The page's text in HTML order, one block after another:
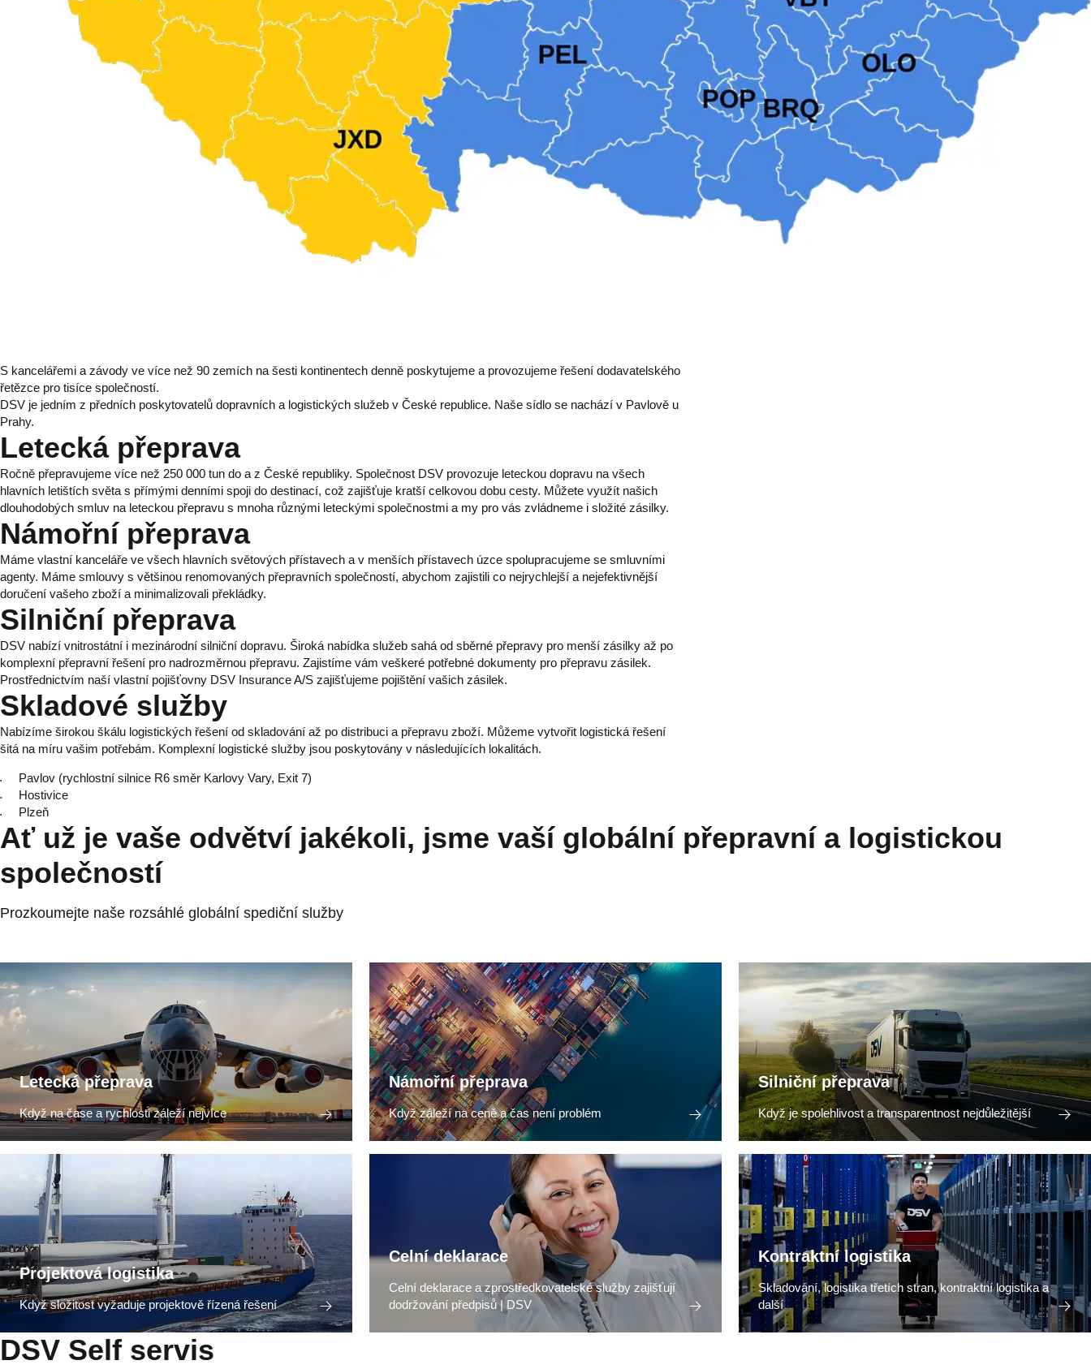
S kancelářemi a závody ve více než 90 zemích na šesti kontinentech denně poskytujeme a provozujeme řešení dodavatelského
řetězce pro tisíce společností.
DSV je jedním z předních poskytovatelů dopravních a logistických služeb v České republice. Naše sídlo se nachází v Pavlově u
Prahy.
Letecká přeprava
Ročně přepravujeme více než 250 000 tun do a z České republiky. Společnost DSV provozuje leteckou dopravu na všech
hlavních letištích světa s přímými denními spoji do destinací, což zajišťuje kratší celkovou dobu cesty. Můžete využít našich
dlouhodobých smluv na leteckou přepravu s mnoha různými leteckými společnostmi a my pro vás zvládneme i složité zásilky.
Námořní přeprava
Máme vlastní kanceláře ve všech hlavních světových přístavech a v menších přístavech úzce spolupracujeme se smluvními
agenty. Máme smlouvy s většinou renomovaných přepravních společností, abychom zajistili co nejrychlejší a nejefektivnější
doručení vašeho zboží a minimalizovali překládky.
Silniční přeprava
DSV nabízí vnitrostátní i mezinárodní silniční dopravu. Široká nabídka služeb sahá od sběrné přepravy pro menší zásilky až po
komplexní přepravní řešení pro nadrozměrnou přepravu. Zajistíme vám veškeré potřebné dokumenty pro přepravu zásilek.
Prostřednictvím naší vlastní pojišťovny DSV Insurance A/S zajišťujeme pojištění vašich zásilek.
Skladové služby
Nabízíme širokou škálu logistických řešení od skladování až po distribuci a přepravu zboží. Můžeme vytvořit logistická řešení
šitá na míru vašim potřebám. Komplexní logistické služby jsou poskytovány v následujících lokalitách.
Pavlov (rychlostní silnice R6 směr Karlovy Vary, Exit 7)
Hostivice
Plzeň
Ať už je vaše odvětví jakékoli, jsme vaší globální přepravní a logistickou
společností
Prozkoumejte naše rozsáhlé globální spediční služby
Letecká přeprava
Když na čase a rychlosti záleží nejvíce
Námořní přeprava
Když záleží na ceně a čas není problém
Silniční přeprava
Když je spolehlivost a transparentnost nejdůležitější
Projektová logistika
Když složitost vyžaduje projektově řízená řešení
Celní deklarace
Celní deklarace a zprostředkovatelské služby zajišťují
dodržování předpisů | DSV
Kontraktní logistika
Skladování, logistika třetích stran, kontraktní logistika a
další
DSV Self servis